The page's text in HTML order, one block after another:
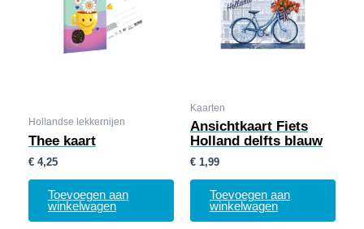
Hollandse lekkernijen
Thee kaart
€ 4,25
Toevoegen aan
winkelwagen
Kaarten
Ansichtkaart Fiets
Holland delfts blauw
€ 1,99
Toevoegen aan
winkelwagen